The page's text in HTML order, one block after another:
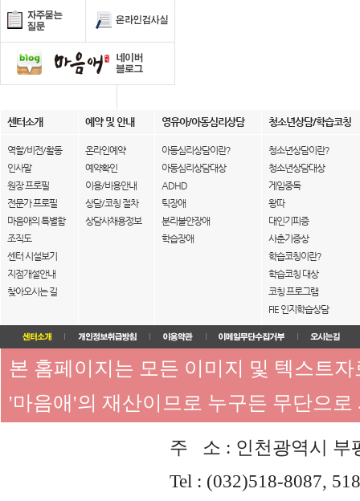
센터소개 예약 및 안내 영유아/아동심리상담 청소년상담/학습코칭
역할/비전/활동
인사말
원장 프로필
전문가 프로필
마음애의 특별함
조직도
센터 시설보기
지점개설안내
찾아오시는 길
온라인예약
예약확인
이용/비용안내
상담/코칭 절차
상담사채용정보
아동심리상담이란?
아동심리상담대상
ADHD
틱장애
분리불안장애
학습장애
청소년상담이란?
청소년상담대상
게임중독
왕따
대인기피증
사춘기증상
학습코칭이란?
학습코칭 대상
코칭 프로그램
FIE 인지학습상담
본 홈페이지는 모든 이미지 및 텍스트
'마음애'의 재산이므로 누구든 무단으
주 소 : 인천광역시 부
Tel : (032)518-8087,